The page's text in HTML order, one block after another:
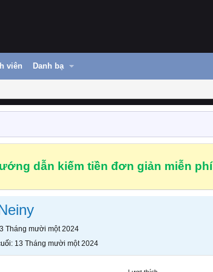
viên Danh bạ
dẫn kiếm tiền đơn giản miễn phí
Tháng mười một 2024
13 Tháng mười một 2024